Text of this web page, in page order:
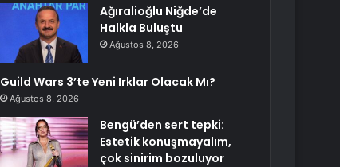
Ağıralioğlu Niğde’de
Halkla Buluştu
Ağustos 8, 2026
Guild Wars 3’te Yeni Irklar Olacak Mı?
Ağustos 8, 2026
Bengü’den sert tepki:
Estetik konuşmayalım,
çok sinirim bozuluyor